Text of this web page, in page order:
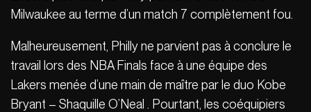
Milwaukee au terme d’un match 7 complètement fou.
Malheureusement, Philly ne parvient pas à conclure le
travail lors des NBA Finals face à une équipe des
Lakers menée d’une main de maître par le duo Kobe
Bryant – Shaquille O’Neal . Pourtant, les coéquipiers